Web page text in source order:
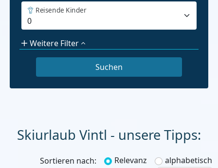
Reisende Kinder
Weitere Filter
Skiurlaub
Sortieren nach: Relevanz
alphabetisch